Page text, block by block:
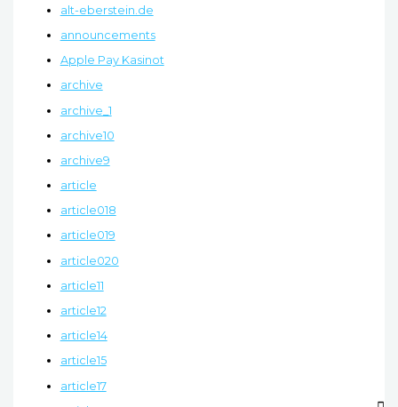
alt-eberstein.de
announcements
Apple Pay Kasinot
archive
archive_1
archive10
archive9
article
article018
article019
article020
article11
article12
article14
article15
article17